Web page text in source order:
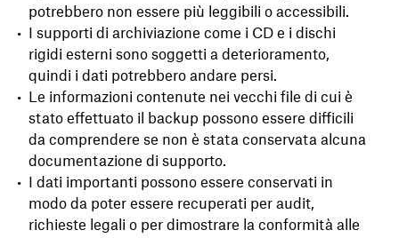
potrebbero non essere più leggibili o accessibili.
I supporti di archiviazione come i CD e i dischi
rigidi esterni sono soggetti a deterioramento,
quindi i dati potrebbero andare persi.
Le informazioni contenute nei vecchi file di cui è
stato effettuato il backup possono essere difficili
da comprendere se non è stata conservata alcuna
documentazione di supporto.
I dati importanti possono essere conservati in
modo da poter essere recuperati per audit,
richieste legali o per dimostrare la conformità alle